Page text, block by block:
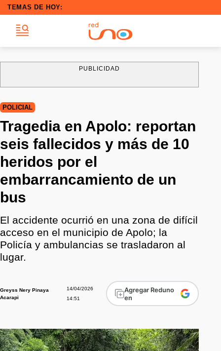
TEMAS DE HOY:
PUBLICIDAD
POLICIAL
Tragedia en Apolo: reportan
seis fallecidos y más de 10
heridos por el
embarrancamiento de un
bus
El accidente ocurrió en una zona de difícil
acceso en el municipio de Apolo; la
Policía y ambulancias se trasladaron al
lugar.
Greyss Nery Pinaya
Acarapi
14/04/2026
14:51
Agregar Reduno
en